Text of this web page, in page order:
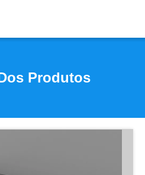
Produtos